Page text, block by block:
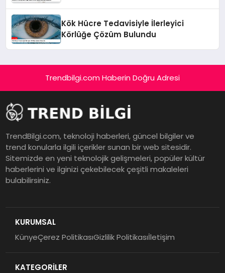
Kök Hücre Tedavisiyle İlerleyici
Körlüğe Çözüm Bulundu
Trendbilgi.com Haberin Doğru Adresi
TrendBilgi.com, teknoloji haberleri, güncel bilgiler ve
trend konularla ilgili içerikler sunan bir web sitesidir.
Sitemizde en yeni teknolojik gelişmeleri, popüler kültür
haberlerini ve ilginizi çekebilecek çeşitli makaleleri
bulabilirsiniz.
KURUMSAL
KünyeÇerez PolitikasıGizlilik Politikasıİletişim
KATEGORİLER